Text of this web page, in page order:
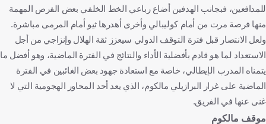
للمدافعين، فبجانب الهدفين أضاع رباعي الخط الخلفي بعض الفرص المهمة
منها فرصة مرت من أمام كوليبالي وأخرى أهدرها ثيو أمام المرمى مباشرة.
ولعل الانتصار قبل فترة التوقف الدولي سيعزز ثقة الهلال وإنزاجي من أجل
الاستعداد لما هو قادم بأفضلية الأداء والنتائج في الفترة الماضية، وهو أفضل ما
يتمناه المدرب الإيطالي، خاصة مع استعادة جهود بعض الغائبين في الفترة
الماضية على غرار البرازيلي مالكوم، الذي يعد أحد المحاور الهجومية التي لا
غنى عنها في الفريق.
موقف مالكوم